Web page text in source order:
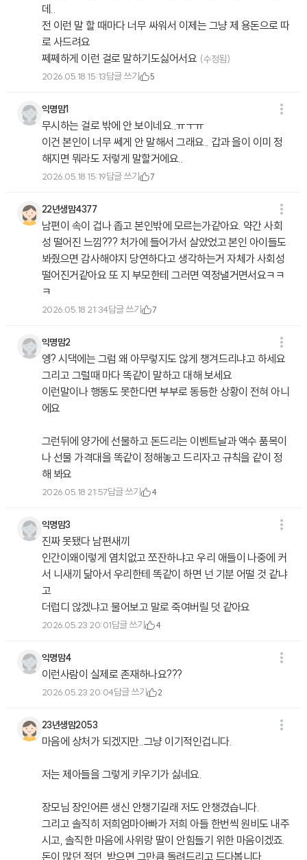
데..
전 이런 말 할 때마다 너무 싸워서 이제는 그냥 제 용돈으로 따
로 사드려요
쩨쩨하게 이런 걸로 말하기도싫어서요 (수정됨)
2026.05.18 15:13답글 쓰기 5
익명맘1
무시하는 걸로 밖에 안 보이네요..ㅠㅜㅠ
이건 본인이 너무 쎄게 안 말해서 그래요.. 갑과 을이 이미 정
해지면 뭐라도 저렇게 말할거에요..
2026.05.18 15:19답글 쓰기 7
22년생맘4377
남편이 속이 겁나 좁고 본인밖에 모르는가같아요. 약간 사회
성 떨어진 느낌??? 처가에 들어가서 살았었고 본인 아이들도
봐줬으면 감사해야지 당연하다고 생각하는거 자체가 사회성
떨어진거같아요 또 지 부모한테 그러면 역정낼거면서요ㅋㅋ
ㅋ
2026.05.18 21:34답글 쓰기 7
익명맘2
엥? 시댁에는 그럼 왜 아무렇지도 않게 챙겨드리냐고 하세요
그리고 그럴때 마다 똑같이 말하고 대해 보세요
이런말이나 행동도 못한다면 부부로 동등한 상황이 전혀 아니
에요
그런뒤에 양가에 선물하고 돈드리는 이벤트날과 액수 품목이
나 선물 가격대을 똑같이 정해놓고 드리자고 규칙을 같이 정
해 봐요
2026.05.18 21:57답글 쓰기 4
익명맘3
진짜 못됐다 남편새끼
인간이왜이렇게 염치없고 쪼잔하냐고 우리 애들이 나중에 커
서 니새끼 닮아서 우리한테 똑같이 하면 넌 기분 어떨 것 같냐
고
더럽디 않겠냐고 물어보고 말로 죽여버릴 덧 같아요
2026.05.23 20:01답글 쓰기 4
익명맘4
이런사람이 실제로 존재하나요???
2026.05.23 20:04답글 쓰기 2
23년생맘2053
마음에 상처가 되겠지만..그냥 이기적인겁니다.
저는 제아들을 그렇게 키우기가 싫네요.
장모님 장인어른 생신 안챙기길래 저도 안챙겼습니다.
그리고 솔직히 저희엄마아빠가 저희 아들 한번씩 원비도 내주
시고, 솔직한 마음에 사위랑 딸이 안힘들기 위한 마음이겠죠.
돈이 많던 적던, 받으면 그만큼 돌려드리고 드다봅니다.